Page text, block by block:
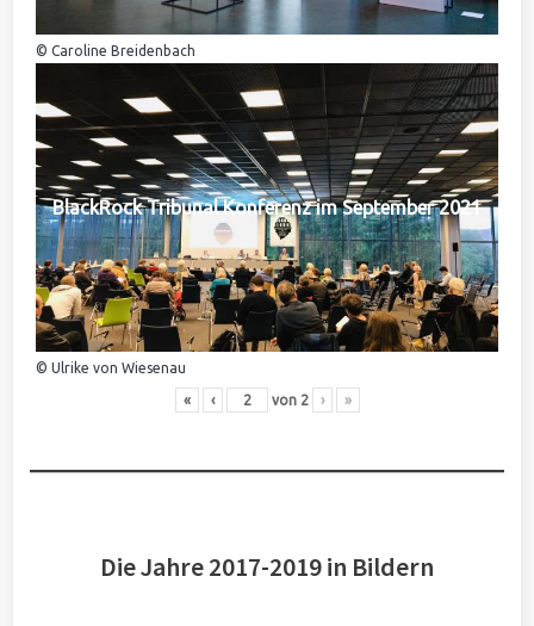
© Caroline Breidenbach
BlackRock Tribunal Konferenz im September 2021
© Ulrike von Wiesenau
« ‹ von 2 › »
Die Jahre 2017-2019 in Bildern